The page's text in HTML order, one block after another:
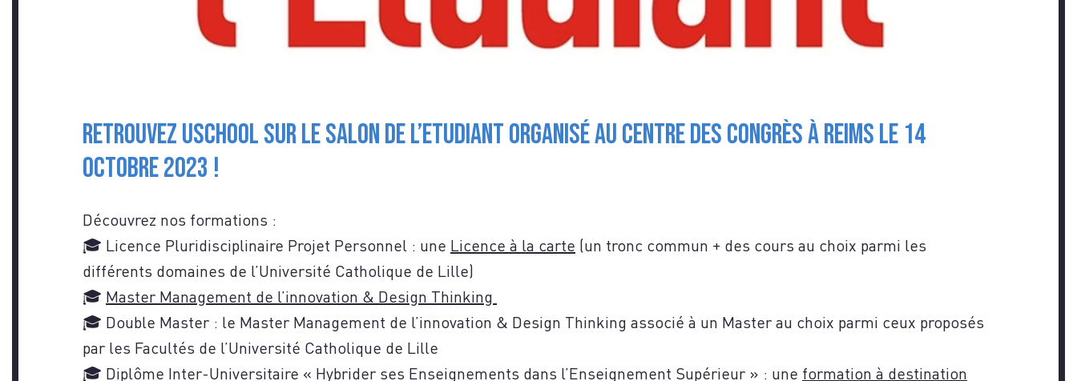
CONTACTEZ-
Retrouvez USCHOOL sur le salon de l’Etudiant organisé au Centre des Congrès à Reims le 14
octobre 2023 !
Découvrez nos formations :
🎓 Licence Pluridisciplinaire Projet Personnel : une Licence à la carte (un tronc commun + des cours au choix parmi les
différents domaines de l’Université Catholique de Lille)
🎓 Master Management de l’innovation & Design Thinking
🎓 Double Master : le Master Management de l’innovation & Design Thinking associé à un Master au choix parmi ceux proposés
par les Facultés de l’Université Catholique de Lille
🎓 Diplôme Inter-Universitaire « Hybrider ses Enseignements dans l’Enseignement Supérieur » : une formation à destination